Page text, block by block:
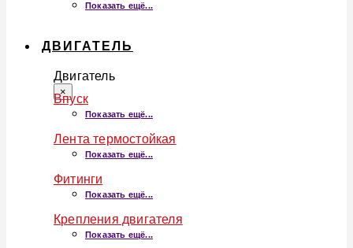
Показать ещё...
ДВИГАТЕЛЬ
Двигатель
×
Впуск
Показать ещё...
Лента термостойкая
Показать ещё...
Фитинги
Показать ещё...
Крепления двигателя
Показать ещё...